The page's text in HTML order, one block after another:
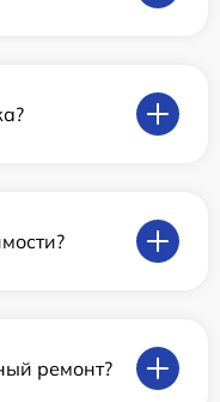
ремонт?